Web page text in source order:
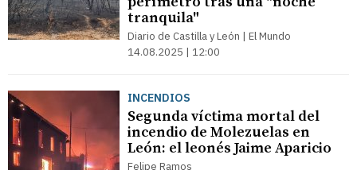
tranquila"
Diario de Castilla y León | El Mundo
14.08.2025 | 12:00
INCENDIOS
Segunda víctima mortal del
incendio de Molezuelas en
León: el leonés Jaime Aparicio
Felipe Ramos